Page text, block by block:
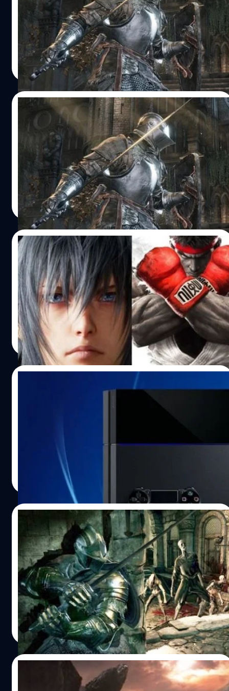
ใครชอบความยากเตรียมตัวให้พร้อม Dark Souls 3 มาแน่สิ้น
เดือนมีนาคม นี้
วงศกร ปฐมชัยวัฒน์| 3811 days ago
Read More
25/02/2016
ชมตัวอย่างใหม่เกมโหด Dark Souls 3 ที่มา
พร้อมเพลงประกอบระดับ ฮอลลีวูด
ตัวอย่างใหม่เกมสุดโหด ที่มาพร้อมกับเพลงประกอบโดนๆ
วงศกร ปฐมชัยวัฒน์| 3817 days ago
Read More
04/02/2016
ชม 5 อันดับเกมเทพที่จะออกภายในปี 2016
ไปดูไปชมกันว่าอีก 11 เดือนที่เหลือของปี 2016 มีเกมอะไรน่า
เล่นบ้าง
วงศกร ปฐมชัยวัฒน์| 3839 days ago
Read More
มาดูกันว่ามีเกมอะไรออกบน PS4 ในช่วงต้นปี
วงศกร ปฐมชัยวัฒน์
ได้เวลาโหดเกม Dark Souls 3 กำหนดวันออก
ขายแล้ว
แฟนเกม Dark Souls 3 มีเฮเพราะกำหนดวันวางขายแล้วจ้า
แต่อีกนานเลย
วงศกร ปฐมชัยวัฒน์ | 3983 days ago
Read More